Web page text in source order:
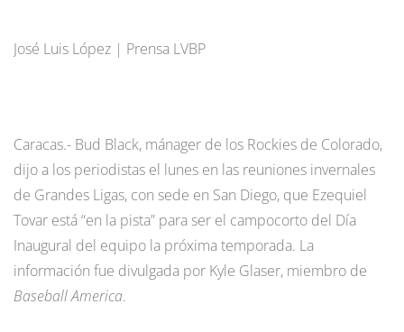
José Luis López | Prensa LVBP
Caracas.- Bud Black, mánager de los Rockies de Colorado,
dijo a los periodistas el lunes en las reuniones invernales
de Grandes Ligas, con sede en San Diego, que Ezequiel
Tovar está “en la pista” para ser el campocorto del Día
Inaugural del equipo la próxima temporada. La
información fue divulgada por Kyle Glaser, miembro de
Baseball America.